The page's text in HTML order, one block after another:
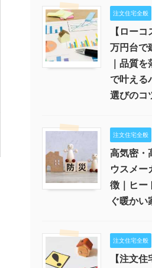
注文住宅全般
【ロー
万円台で
｜品質
で叶える
選びのコ
注文住宅全般
高気密・
ウスメー
徴｜ヒー
ぐ暖かい
注文住宅全般
【注文